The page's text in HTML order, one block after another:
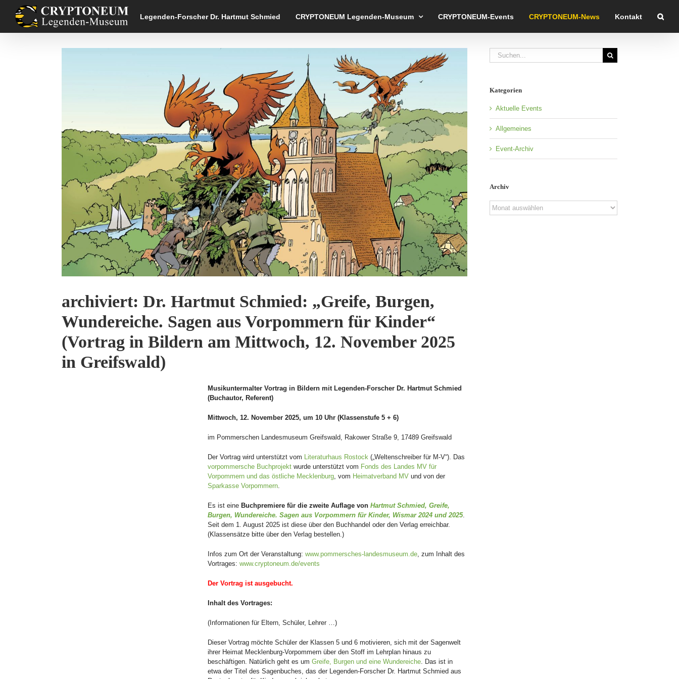
content
Legenden-Forscher Dr. Hartmut Schmied CRYPTONEUM Legenden-Museum CRYPTONEUM-Events CRYPTONEUM-News Kontakt
archiviert: Dr. Hartmut Schmied: „Greife, Burgen,
Wundereiche. Sagen aus Vorpommern für Kinder“
(Vortrag in Bildern am Mittwoch, 12. November 2025
in Greifswald)
Musikuntermalter Vortrag in Bildern mit Legenden-Forscher Dr. Hartmut Schmied
(Buchautor, Referent)
Mittwoch, 12. November 2025, um 10 Uhr (Klassenstufe 5 + 6)
im Pommerschen Landesmuseum Greifswald, Rakower Straße 9, 17489 Greifswald
Der Vortrag wird unterstützt vom Literaturhaus Rostock („Weltenschreiber für M-V“). Das
vorpommersche Buchprojekt wurde unterstützt vom Fonds des Landes MV für
Vorpommern und das östliche Mecklenburg, vom Heimatverband MV und von der
Sparkasse Vorpommern.
Es ist eine Buchpremiere für die zweite Auflage vonHartmut Schmied, Greife,
Burgen, Wundereiche. Sagen aus Vorpommern für Kinder, Wismar 2024 und 2025.
Seit dem 1. August 2025 ist diese über den Buchhandel oder den Verlag erreichbar.
(Klassensätze bitte über den Verlag bestellen.)
Infos zum Ort der Veranstaltung:www.pommersches-landesmuseum.de, zum Inhalt des
Vortrages:www.cryptoneum.de/events
Der Vortrag ist ausgebucht.
Inhalt des Vortrages:
(Informationen für Eltern, Schüler, Lehrer …)
Dieser Vortrag möchte Schüler der Klassen 5 und 6 motivieren, sich mit der Sagenwelt
ihrer Heimat Mecklenburg-Vorpommern über den Stoff im Lehrplan hinaus zu
beschäftigen. Natürlich geht es umGreife, Burgen und eine Wundereiche. Das ist in
etwa der Titel des Sagenbuches, das der Legenden-Forscher Dr. Hartmut Schmied aus
Suche
nach:
Kategorien
Aktuelle Events
Allgemeines
Event-Archiv
Archiv
Archiv